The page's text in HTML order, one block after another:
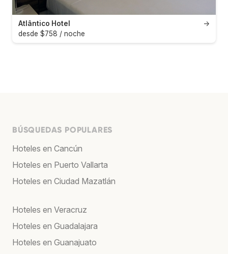
→
Atlântico Hotel
desde $758 / noche
BÚSQUEDAS POPULARES
Hoteles en Cancún
Hoteles en Puerto Vallarta
Hoteles en Ciudad Mazatlán
Hoteles en Veracruz
Hoteles en Guadalajara
Hoteles en Guanajuato